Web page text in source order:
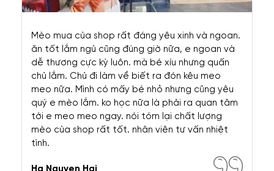
HƯỚNG DẪN CHỌN & CHĂM SÓC THÚ CƯNG